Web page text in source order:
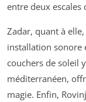
entre deux escales
Zadar, quant à
installation sonore
couchers de soleil
méditerranéen,
magie. Enfin,